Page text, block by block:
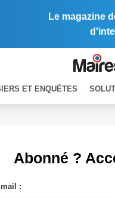
Le magazine
ET ENQUÊTES
Abonné ?
: